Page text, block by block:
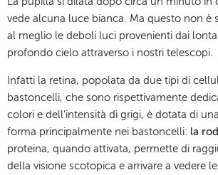
vede alcuna luce bianca. Ma questo non è
al meglio le deboli luci provenienti dai
profondo cielo attraverso i nostri telescopi.
Infatti la retina, popolata da due tipi di
bastoncelli, che sono rispettivamente
colori e dell’intensità di grigi, è dotata di
forma principalmente nei bastoncelli: la
proteina, quando attivata, permette di
della visione scotopica e arrivare a vedere